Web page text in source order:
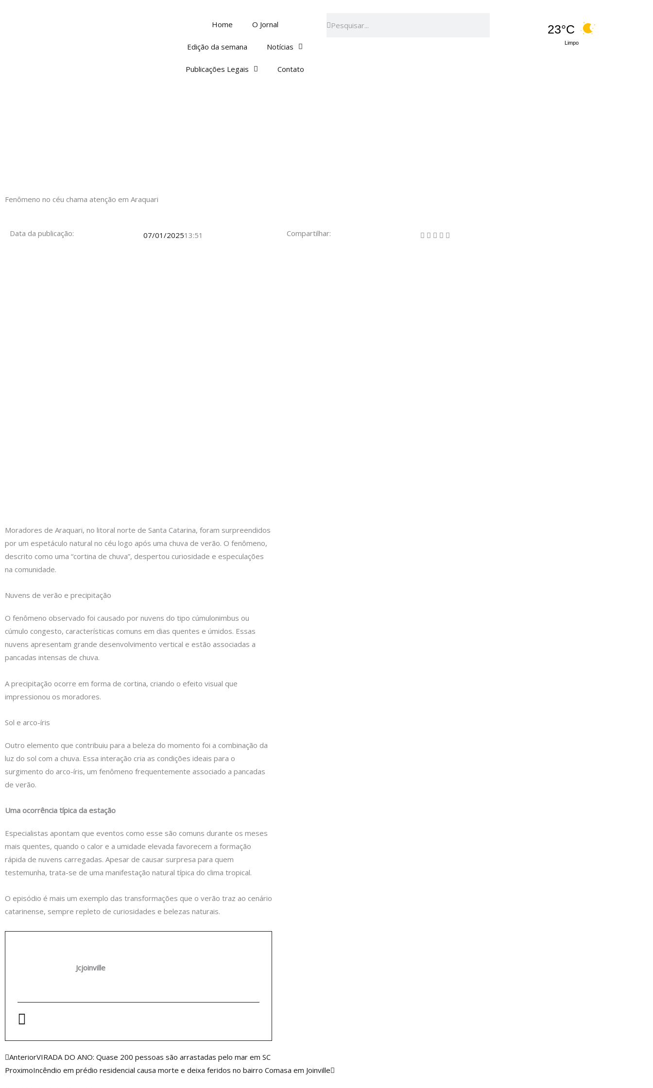
Home O Jornal
Edição da semana Notícias
Publicações Legais Contato
23°C
Limpo
Fenômeno no céu chama atenção em Araquari
Data da publicação: 07/01/202513:51
Moradores de Araquari, no litoral norte de Santa Catarina, foram surpreendidos
por um espetáculo natural no céu logo após uma chuva de verão. O fenômeno,
descrito como uma “cortina de chuva”, despertou curiosidade e especulações
na comunidade.
Nuvens de verão e precipitação
O fenômeno observado foi causado por nuvens do tipo cúmulonimbus ou
cúmulo congesto, características comuns em dias quentes e úmidos. Essas
nuvens apresentam grande desenvolvimento vertical e estão associadas a
pancadas intensas de chuva.
A precipitação ocorre em forma de cortina, criando o efeito visual que
impressionou os moradores.
Sol e arco-íris
Outro elemento que contribuiu para a beleza do momento foi a combinação da
luz do sol com a chuva. Essa interação cria as condições ideais para o
surgimento do arco-íris, um fenômeno frequentemente associado a pancadas
de verão.
Uma ocorrência típica da estação
Especialistas apontam que eventos como esse são comuns durante os meses
mais quentes, quando o calor e a umidade elevada favorecem a formação
rápida de nuvens carregadas. Apesar de causar surpresa para quem
testemunha, trata-se de uma manifestação natural típica do clima tropical.
O episódio é mais um exemplo das transformações que o verão traz ao cenário
catarinense, sempre repleto de curiosidades e belezas naturais.
Jcjoinville
Compartilhar:
Anterior
AnteriorVIRADA DO ANO: Quase 200 pessoas são arrastadas pelo mar em SC
ProximoIncêndio em prédio residencial causa morte e deixa feridos no bairro Comasa em Joinville